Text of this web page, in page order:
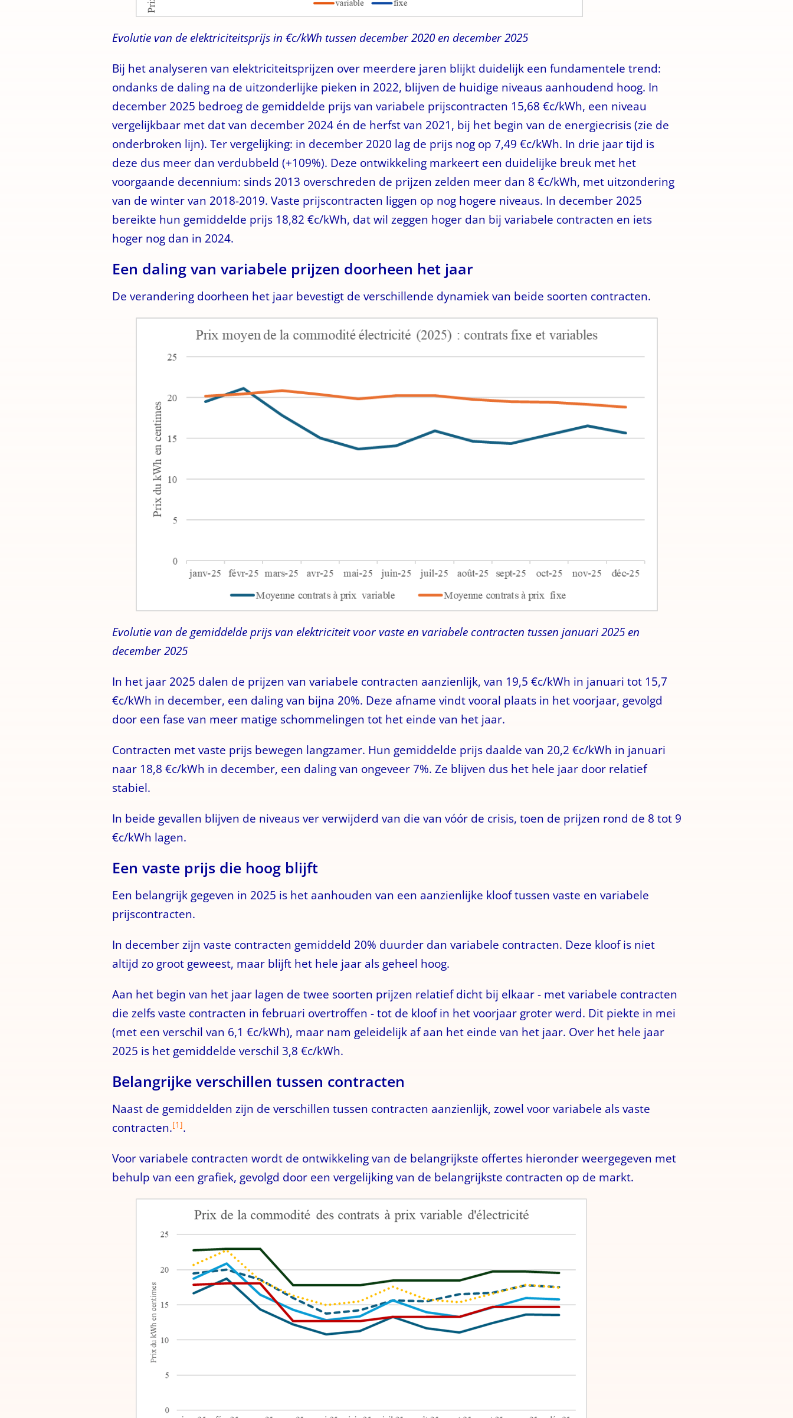
Evolutie van de elektriciteitsprijs in €c/kWh tussen december 2020 en december 2025
Bij het analyseren van elektriciteitsprijzen over meerdere jaren blijkt duidelijk een fundamentele trend:
ondanks de daling na de uitzonderlijke pieken in 2022, blijven de huidige niveaus aanhoudend hoog. In
december 2025 bedroeg de gemiddelde prijs van variabele prijscontracten 15,68 €c/kWh, een niveau
vergelijkbaar met dat van december 2024 én de herfst van 2021, bij het begin van de energiecrisis (zie de
onderbroken lijn). Ter vergelijking: in december 2020 lag de prijs nog op 7,49 €c/kWh. In drie jaar tijd is
deze dus meer dan verdubbeld (+109%). Deze ontwikkeling markeert een duidelijke breuk met het
voorgaande decennium: sinds 2013 overschreden de prijzen zelden meer dan 8 €c/kWh, met uitzondering
van de winter van 2018-2019. Vaste prijscontracten liggen op nog hogere niveaus. In december 2025
bereikte hun gemiddelde prijs 18,82 €c/kWh, dat wil zeggen hoger dan bij variabele contracten en iets
hoger nog dan in 2024.
Een daling van variabele prijzen doorheen het jaar
De verandering doorheen het jaar bevestigt de verschillende dynamiek van beide soorten contracten.
Evolutie van de gemiddelde prijs van elektriciteit voor vaste en variabele contracten tussen januari 2025 en
december 2025
In het jaar 2025 dalen de prijzen van variabele contracten aanzienlijk, van 19,5 €c/kWh in januari tot 15,7
€c/kWh in december, een daling van bijna 20%. Deze afname vindt vooral plaats in het voorjaar, gevolgd
door een fase van meer matige schommelingen tot het einde van het jaar.
Contracten met vaste prijs bewegen langzamer. Hun gemiddelde prijs daalde van 20,2 €c/kWh in januari
naar 18,8 €c/kWh in december, een daling van ongeveer 7%. Ze blijven dus het hele jaar door relatief
stabiel.
In beide gevallen blijven de niveaus ver verwijderd van die van vóór de crisis, toen de prijzen rond de 8 tot 9
€c/kWh lagen.
Een vaste prijs die hoog blijft
Een belangrijk gegeven in 2025 is het aanhouden van een aanzienlijke kloof tussen vaste en variabele
prijscontracten.
In december zijn vaste contracten gemiddeld 20% duurder dan variabele contracten. Deze kloof is niet
altijd zo groot geweest, maar blijft het hele jaar als geheel hoog.
Aan het begin van het jaar lagen de twee soorten prijzen relatief dicht bij elkaar - met variabele contracten
die zelfs vaste contracten in februari overtroffen - tot de kloof in het voorjaar groter werd. Dit piekte in mei
(met een verschil van 6,1 €c/kWh), maar nam geleidelijk af aan het einde van het jaar. Over het hele jaar
2025 is het gemiddelde verschil 3,8 €c/kWh.
Belangrijke verschillen tussen contracten
Naast de gemiddelden zijn de verschillen tussen contracten aanzienlijk, zowel voor variabele als vaste
contracten.[1].
Voor variabele contracten wordt de ontwikkeling van de belangrijkste offertes hieronder weergegeven met
behulp van een grafiek, gevolgd door een vergelijking van de belangrijkste contracten op de markt.